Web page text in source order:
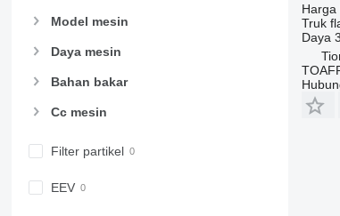
Model mesin
Daya mesin
Bahan bakar
Cc mesin
Filter partikel
EEV
Harga
Truk
Daya